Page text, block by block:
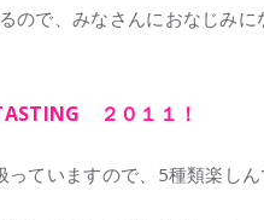
ので、みなさんにおなじみ
２０１１！
っていますので、5種類楽しん